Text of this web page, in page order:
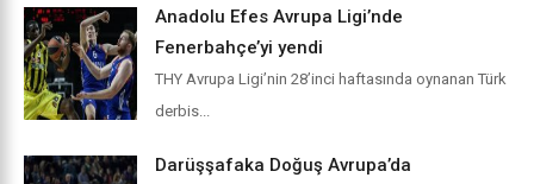
Anadolu Efes Avrupa Ligi’nde
Fenerbahçe’yi yendi
THY Avrupa Ligi’nin 28’inci haftasında oynanan Türk
derbis...
Darüşşafaka Doğuş Avrupa’da